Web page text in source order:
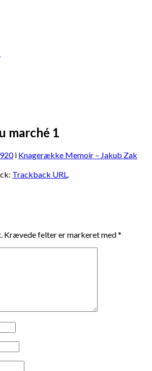
marché 1
i Knagerække Memoir – Jakub Zak
Trackback URL.
Krævede felter er markeret med*